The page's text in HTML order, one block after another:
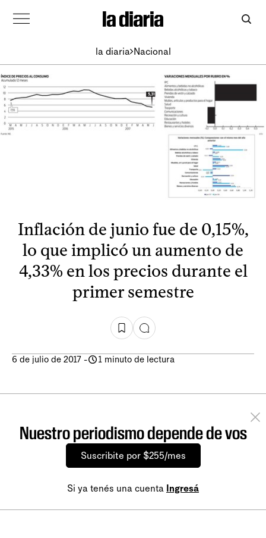
la diaria Nacional
Inflación de junio fue de 0,15%,
lo que implicó un aumento de
4,33% en los precios durante el
primer semestre
6 de julio de 2017 - 1 minuto de lectura
Nuestro periodismo depende de vos
Suscribite por $255/mes
Si ya tenés una cuenta Ingresá